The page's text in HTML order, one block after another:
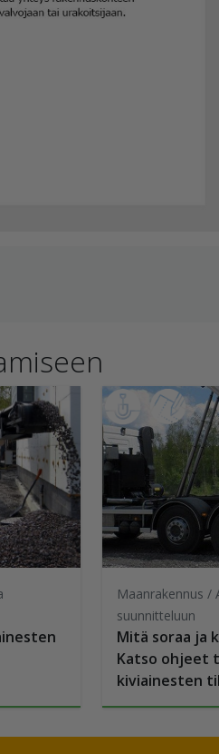
Maanrakennus /
suunnitteluun
Mitä soraa ja
Katso ohjeet
kiviainesten